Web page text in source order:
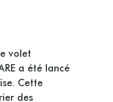
volet
a été lancé
Cette
des